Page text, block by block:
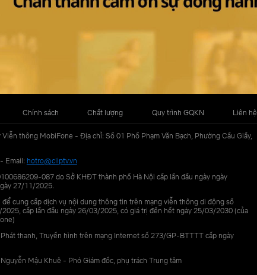
Chính sách Chất lượng Quy trình GQKN Liên hệ
thông MobiFone - Địa chỉ: Số 01 Phố Phạm Văn Bạch, Phường Cầu Giấy,
Email: hotro@cliptv.vn
087 do Sở KHĐT thành phố Hà Nội cấp lần đầu ngày ngày
27/11/2025.
cung cấp dịch vụ nội dung thông tin trên mạng viễn thông di động số
cấp lần đầu ngày 26/03/2025, có giá trị đến hết ngày 25/03/2030 (của
thanh, Truyền hình trên mạng Internet số 273/GP-BTTTT cấp ngày
Mậu Khuê - Phó Giám đốc, phụ trách Trung tâm